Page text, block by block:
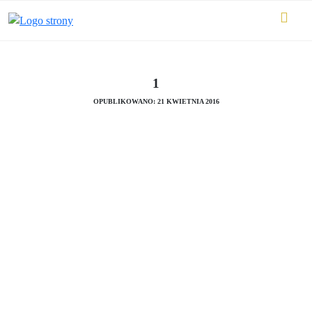
1
OPUBLIKOWANO: 21 KWIETNIA 2016